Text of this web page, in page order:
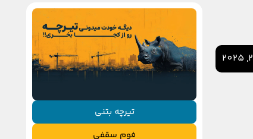
تیرچه بتنی
فوم سقفی